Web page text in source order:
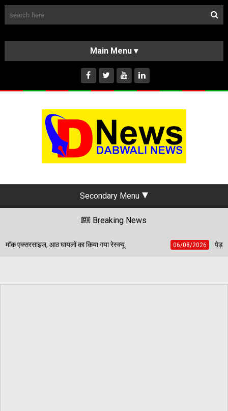
HOME
ABOUT US
INSTAGRAM
Secondary Menu
Breaking News
रेस्क्यू 06/08/2026 पेड़ जन्म से मरण तक निभाते हैं साथ, बच्चों की